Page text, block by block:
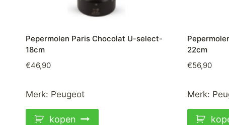
Pepermolen Paris Chocolat U-select-
18cm
€46,90
Merk: Peugeot
kopen
22cm
€56,90
Merk: